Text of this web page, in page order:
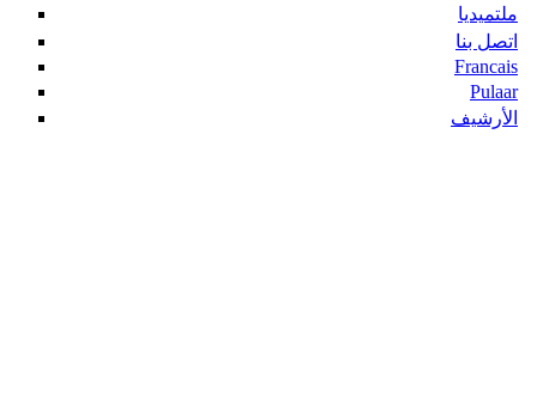
ملتميديا
اتصل بنا
Francais
Pulaar
الأرشيف